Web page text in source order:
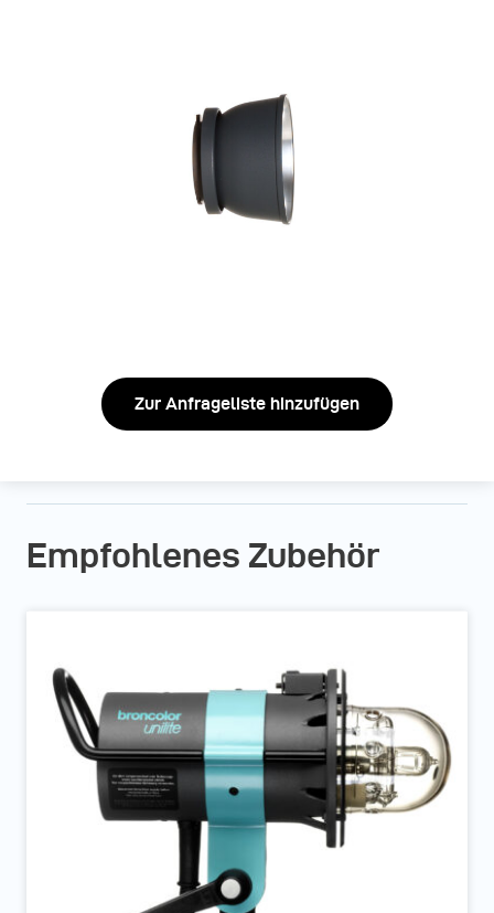
Zur Anfrageliste hinzufügen
Empfohlenes Zubehör